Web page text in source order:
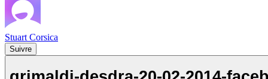
Stuart Corsica
Suivre